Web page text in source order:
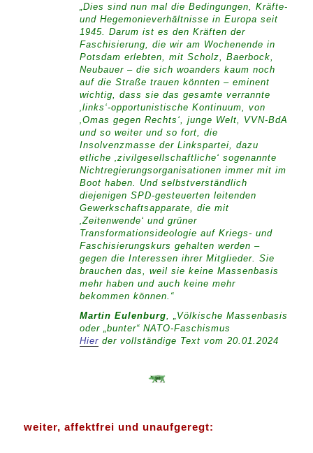
„Dies sind nun mal die Bedingungen, Kräfte-
und Hegemonieverhältnisse in Europa seit
1945. Darum ist es den Kräften der
Faschisierung, die wir am Wochenende in
Potsdam erlebten, mit Scholz, Baerbock,
Neubauer – die sich woanders kaum noch
auf die Straße trauen könnten – eminent
wichtig, dass sie das gesamte verrannte
‚links‘-opportunistische Kontinuum, von
‚Omas gegen Rechts‘, junge Welt, VVN-BdA
und so weiter und so fort, die
Insolvenzmasse der Linkspartei, dazu
etliche ‚zivilgesellschaftliche‘ sogenannte
Nichtregierungsorganisationen immer mit im
Boot haben. Und selbstverständlich
diejenigen SPD-gesteuerten leitenden
Gewerkschaftsapparate, die mit
‚Zeitenwende‘ und grüner
Transformationsideologie auf Kriegs- und
Faschisierungskurs gehalten werden –
gegen die Interessen ihrer Mitglieder. Sie
brauchen das, weil sie keine Massenbasis
mehr haben und auch keine mehr
bekommen können.“
Martin Eulenburg , „Völkische Massenbasis
oder „bunter“ NATO-Faschismus
Hier der vollständige Text vom 20.01.2024
weiter, affektfrei und unaufgeregt: